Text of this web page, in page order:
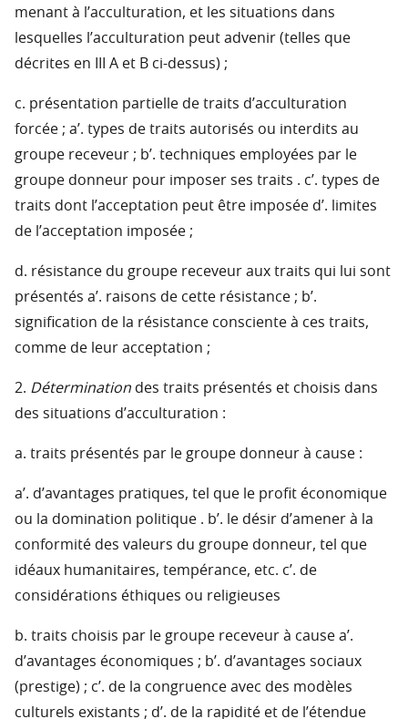
menant à l’acculturation, et les situations dans
lesquelles l’acculturation peut advenir (telles que
décrites en III A et B ci-dessus) ;
c. présentation partielle de traits d’acculturation
forcée ; a’. types de traits autorisés ou interdits au
groupe receveur ; b’. techniques employées par le
groupe donneur pour imposer ses traits . c’. types de
traits dont l’acceptation peut être imposée d’. limites
de l’acceptation imposée ;
d. résistance du groupe receveur aux traits qui lui sont
présentés a’. raisons de cette résistance ; b’.
signification de la résistance consciente à ces traits,
comme de leur acceptation ;
2. Détermination des traits présentés et choisis dans
des situations d’acculturation :
a. traits présentés par le groupe donneur à cause :
a’. d’avantages pratiques, tel que le profit économique
ou la domination politique . b’. le désir d’amener à la
conformité des valeurs du groupe donneur, tel que
idéaux humanitaires, tempérance, etc. c’. de
considérations éthiques ou religieuses
b. traits choisis par le groupe receveur à cause a’.
d’avantages économiques ; b’. d’avantages sociaux
(prestige) ; c’. de la congruence avec des modèles
culturels existants ; d’. de la rapidité et de l’étendue